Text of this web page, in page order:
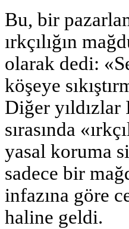
Bu, bir
ırkçılığın
olarak dedi:
köşeye
Diğer yıldızlar
sırasında
yasal koruma
sadece bir
infazına göre
haline geldi.